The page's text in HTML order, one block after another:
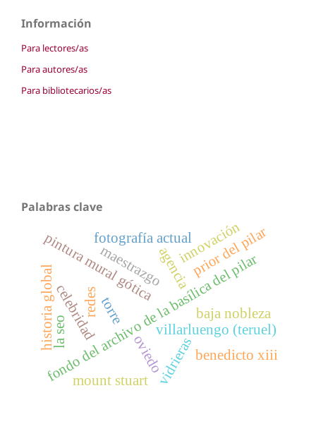
Información
Para lectores/as
Para autores/as
Para bibliotecarios/as
Palabras clave
fondo del archivo de la basílica del pilar
villarluengo (teruel)
maestrazgo
pintura mural gótica
torre baja nobleza
agencia
celebridad
historia global
innovación
redes
oviedovidrieras
prior del pilar
fotografía actual
benedicto xiii
mount stuart
la seo